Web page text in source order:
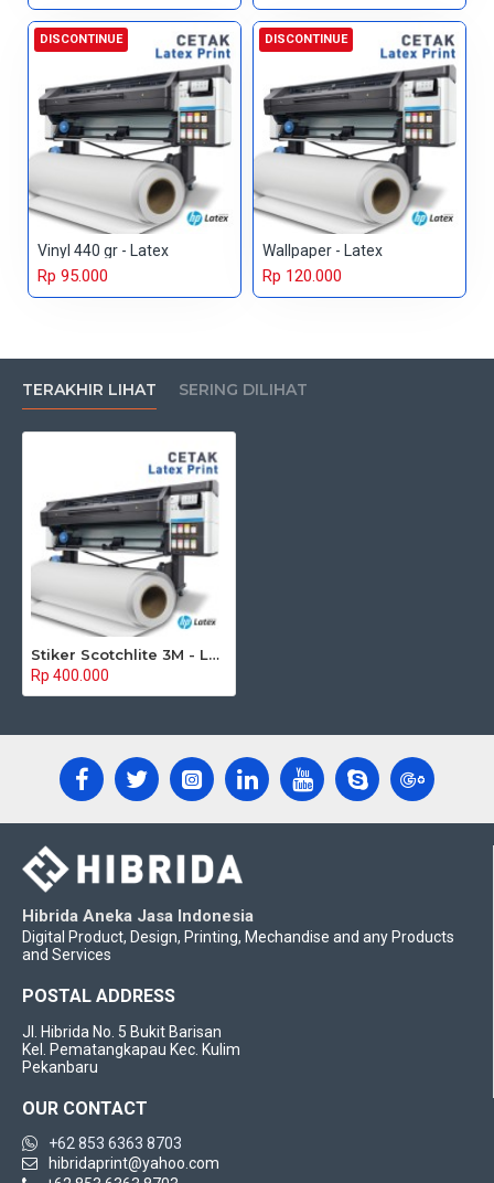
DISCONTINUE
Vinyl 440 gr - Latex
Rp 95.000
DISCONTINUE
Wallpaper - Latex
Rp 120.000
TERAKHIR LIHAT SERING DILIHAT
Stiker Scotchlite 3M - Latex
Rp 400.000
Hibrida Aneka Jasa Indonesia
Digital Product, Design, Printing, Mechandise and any Products
and Services
POSTAL ADDRESS
Jl. Hibrida No. 5 Bukit Barisan
Kel. Pematangkapau Kec. Kulim
Pekanbaru
OUR CONTACT
+62 853 6363 8703
hibridaprint@yahoo.com